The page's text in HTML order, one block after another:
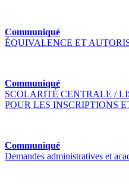
Communiqué
ÉQUIVALENCE ET
Communiqué
SCOLARITÉ CENTRALE /
POUR LES INSCRIPTIONS
Communiqué
Demandes administratives et